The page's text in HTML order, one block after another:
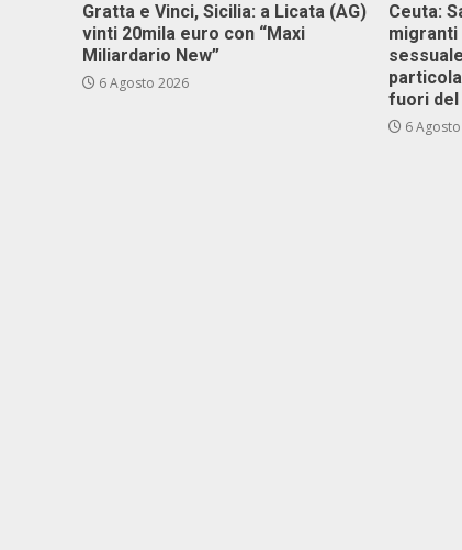
Gratta e Vinci, Sicilia: a Licata (AG)
vinti 20mila euro con “Maxi
Miliardario New”
6 Agosto 2026
Ceuta:
migranti
fuori
6